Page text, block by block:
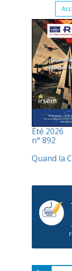
Été 2026
n° 892
Quand la